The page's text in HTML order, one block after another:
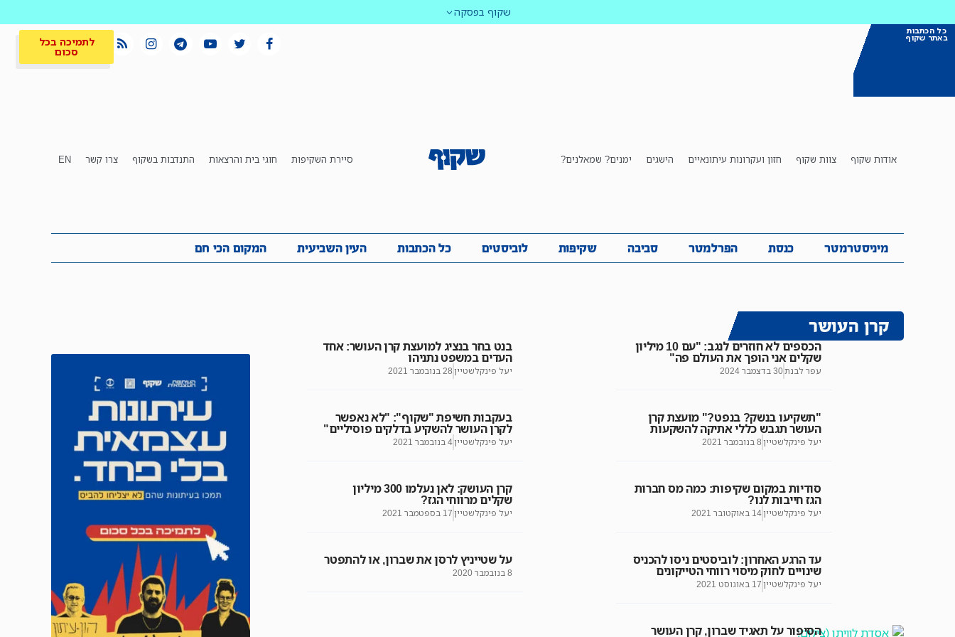
שקוף בפסקה
כל הכתבות
באתר שקוף לתמיכה בכל
סכום
אודות שקוף צוות שקוף חזון ועקרונות עיתונאיים הישגים ימנים? שמאלנים? סיירת השקיפות חוגי בית והרצאות התנדבות בשקוף צרו קשר EN
מיניסטרמטר כנסת הפרלמטר סביבה שקיפות לוביסטים כל הכתבות העין השביעית המקום הכי חם
מיניסטרמטר כנסת הפרלמטר סביבה שקיפות לוביסטים כל הכתבות העין השביעית המקום הכי חם לתמיכה בכל
קרן העושר
הכספים לא חוזרים לנגב: "עם 10 מיליון
שקלים אני הופך את העולם פה"
עפר לבנת30 בדצמבר 2024
בנט בחר בנציג למועצת קרן העושר: אחד
העדים במשפט נתניהו
יעל פינקלשטיין 28 בנובמבר 2021
"תשקיעו בנשק? בנפט?" מועצת קרן
העושר תגבש כללי אתיקה להשקעות
יעל פינקלשטיין 8 בנובמבר 2021
בעקבות חשיפת "שקוף": "לא נאפשר
לקרן העושר להשקיע בדלקים פוסיליים"
יעל פינקלשטיין4 בנובמבר 2021
סודיות במקום שקיפות: כמה מס חברות
הגז חייבות לנו?
יעל פינקלשטיין14 באוקטובר 2021
קרן העושק: לאן נעלמו 300 מיליון
שקלים מרווחי הגז?
יעל פינקלשטיין 17 בספטמבר 2021
עד הרגע האחרון: לוביסטים ניסו להכניס
שינויים לחוק מיסוי רווחי הטייקונים
יעל פינקלשטיין 17 באוגוסט 2021
על שטייניץ לרסן את שברון, או להתפטר
8 בנובמבר 2020
הסיפור על תאגיד שברון, קרן העושר